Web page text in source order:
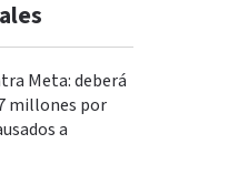
Meta: deberá
millones por
a